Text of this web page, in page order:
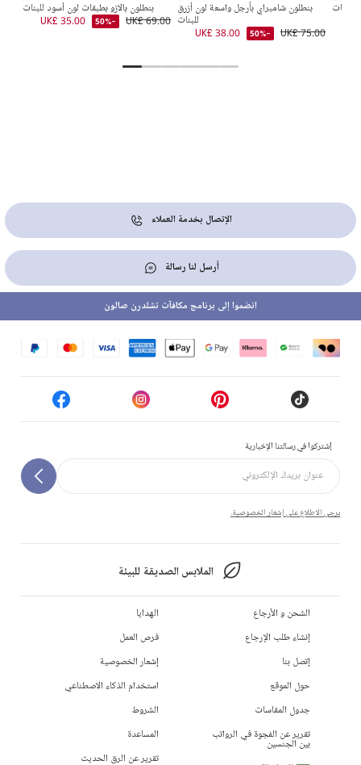
بنطلون بالازو بطبقات لون أسود للبنات
UK£ 69.00
-50%
UK£ 35.00
بنطلون شامبراي بأرجل واسعة لون أزرق
للبنات
UK£ 75.00
-50%
UK£ 38.00
للبنات
الإتصال بخدمة العملاء
أرسل لنا رسالة
إشتركوا في رسالتنا الإخبارية
يرجى الاطلاع على إشعار الخصوصية.
الملابس الصديقة للبيئة
انضموا إلى برنامج مكافآت تشلدرن صالون
الشحن و الأرجاع
إنشاء طلب الإرجاع
إتصل بنا
حول الموقع
جدول المقاسات
تقرير عن الفجوة في الرواتب
بين الجنسين
الهدايا
فرص العمل
إشعار الخصوصية
استخدام الذكاء الاصطناعي
الشروط
المساعدة
تقرير عن الرق الحديث